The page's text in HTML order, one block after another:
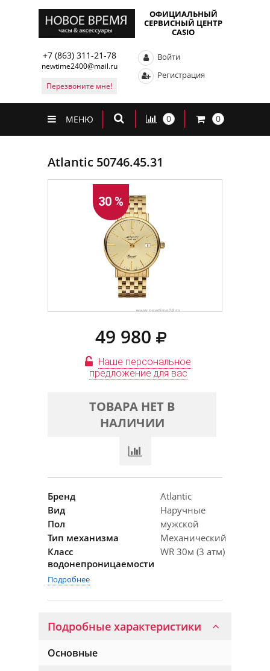
ОФИЦИАЛЬНЫЙ
СЕРВИСНЫЙ ЦЕНТР
CASIO
+7 (863) 311-21-78
newtime2400@mail.ru
Перезвоните мне!
Войти
Регистрация
МЕНЮ 0 0
Atlantic 50746.45.31
30 %
49 980
Наше персональное
предложение для вас
ТОВАРА НЕТ В
НАЛИЧИИ
Бренд
Atlantic
Вид
Наручные
Пол
мужской
Тип механизма
Механический
Класс
водонепроницаемости
WR 30м (3 атм)
Подробнее
Подробные характеристики
Основные